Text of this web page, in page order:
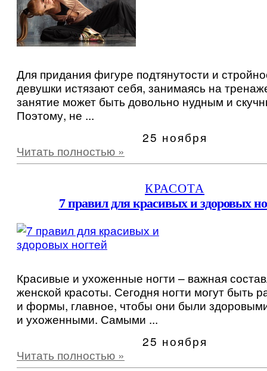
Для придания фигуре подтянутости и
девушки истязают себя, занимаясь на
занятие может быть довольно нудным и
Поэтому, не ...
25 ноября
Читать полностью »
КРАСОТА
7 правил для красивых и здоровых
Красивые и ухоженные ногти – важная
женской красоты. Сегодня ногти могут быть
и формы, главное, чтобы они были
и ухоженными. Самыми ...
25 ноября
Читать полностью »